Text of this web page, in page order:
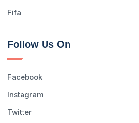
Fifa
Follow Us On
Facebook
Instagram
Twitter